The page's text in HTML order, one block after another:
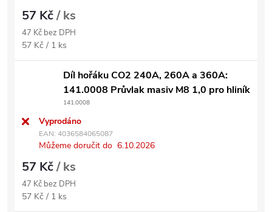
57 Kč/ ks
47 Kč bez DPH
Měrná cena:
57 Kč / 1 ks
Díl hořáku CO2 240A, 260A a 360A:
141.0008 Průvlak masiv M8 1,0 pro hliník
141.0008
Vyprodáno
EAN: 4036584065087
Můžeme doručit do 6.10.2026
57 Kč/ ks
47 Kč bez DPH
Měrná cena:
57 Kč / 1 ks